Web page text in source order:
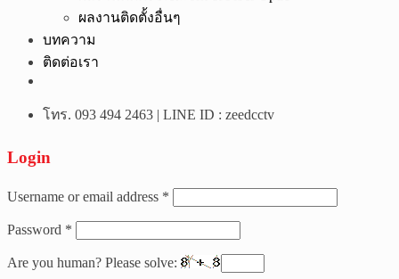
ผลงานติดตั้งอื่นๆ
บทความ
ติดต่อเรา
โทร. 093 494 2463 | LINE ID : zeedcctv
Login
Username or email address *
Password *
Are you human? Please solve: